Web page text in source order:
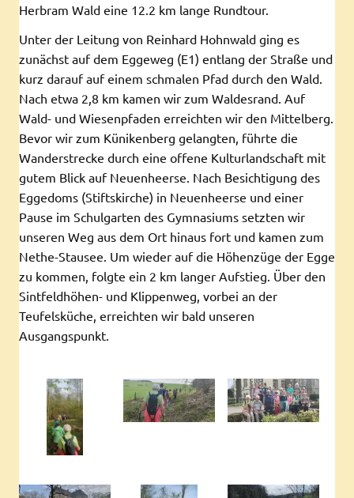
Herbram Wald eine 12.2 km lange Rundtour.
Unter der Leitung von Reinhard Hohnwald ging es
zunächst auf dem Eggeweg (E1) entlang der Straße und
kurz darauf auf einem schmalen Pfad durch den Wald.
Nach etwa 2,8 km kamen wir zum Waldesrand. Auf
Wald- und Wiesenpfaden erreichten wir den Mittelberg.
Bevor wir zum Künikenberg gelangten, führte die
Wanderstrecke durch eine offene Kulturlandschaft mit
gutem Blick auf Neuenheerse. Nach Besichtigung des
Eggedoms (Stiftskirche) in Neuenheerse und einer
Pause im Schulgarten des Gymnasiums setzten wir
unseren Weg aus dem Ort hinaus fort und kamen zum
Nethe-Stausee. Um wieder auf die Höhenzüge der Egge
zu kommen, folgte ein 2 km langer Aufstieg. Über den
Sintfeldhöhen- und Klippenweg, vorbei an der
Teufelsküche, erreichten wir bald unseren
Ausgangspunkt.